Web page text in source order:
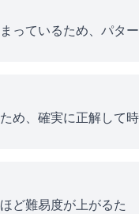
っているため、パター
め、確実に正解して時
ど難易度が上がるた